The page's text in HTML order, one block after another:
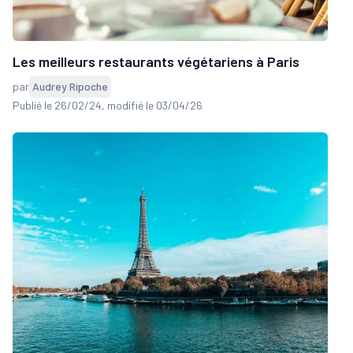
Les meilleurs restaurants végétariens à Paris
par Audrey Ripoche
Publié le 26/02/24, modifié le 03/04/26